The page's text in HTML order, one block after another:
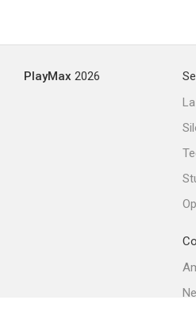
PlayMax 2026